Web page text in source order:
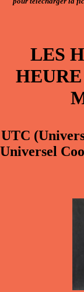
LES
UTC
Universel